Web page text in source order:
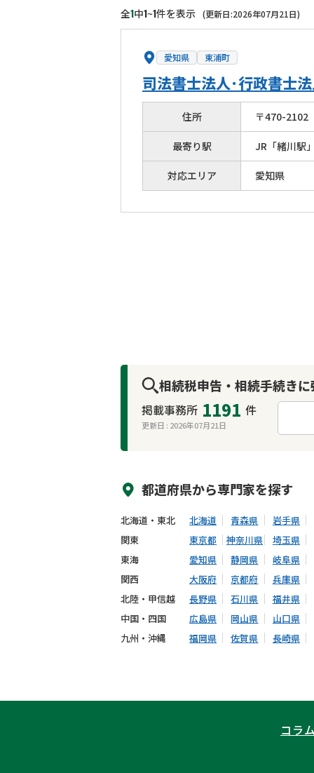
全1中1~1件を表示 (更新日:2026年07月21日)
愛知県 東浦町
司法書士法人･行政書士
住所 〒470-2102
最寄り駅 JR「緒川駅」
対応エリア 愛知県
相続税申告・相続手続き
掲載事務所 1191 件
更新日 : 2026年07月21日
都道府県から専門家を探す
北海道・東北 北海道 青森県 岩手県
関東
東京都 神奈川県 埼玉県
東海
愛知県 静岡県 岐阜県
関西
大阪府 京都府 兵庫県
北陸・甲信越
長野県 石川県 福井県
中国・四国
広島県 岡山県 山口県
九州・沖縄
福岡県 佐賀県 長崎県
コラ